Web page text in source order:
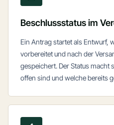
Beschlussstatus im
Ein Antrag startet als Entwurf,
vorbereitet und nach der
gespeichert. Der Status macht
offen sind und welche bereits